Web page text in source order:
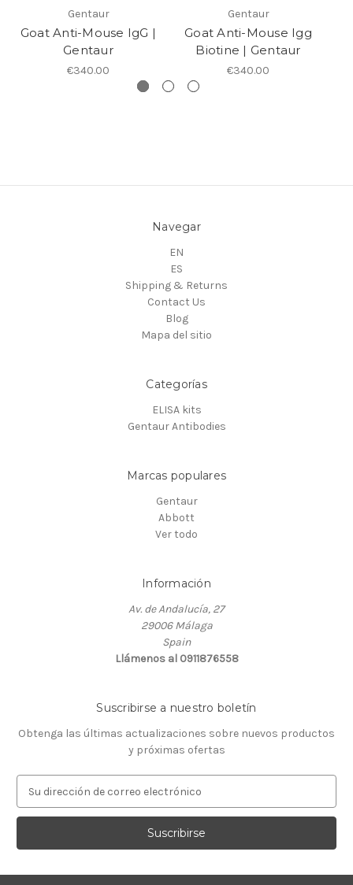
Gentaur
Goat Anti-Mouse IgG |
Gentaur
€340.00
Gentaur
Goat Anti-Mouse Igg
Biotine | Gentaur
€340.00
Navegar
EN
ES
Shipping & Returns
Contact Us
Blog
Mapa del sitio
Categorías
ELISA kits
Gentaur Antibodies
Marcas populares
Gentaur
Abbott
Ver todo
Información
Av. de Andalucía, 27
29006 Málaga
Spain
Llámenos al 0911876558
Suscribirse a nuestro boletín
Obtenga las últimas actualizaciones sobre nuevos productos
y próximas ofertas
r
c